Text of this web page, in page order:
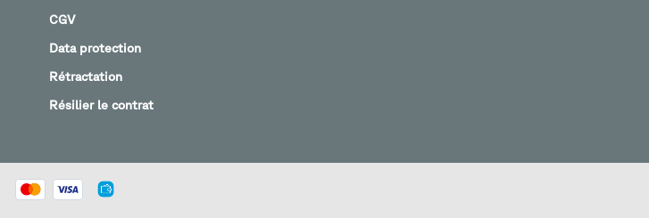
CGV
Data protection
Rétractation
Résilier le contrat